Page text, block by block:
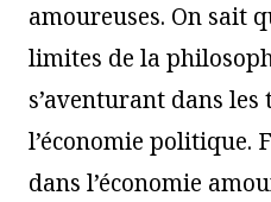
amoureuses. On sait
limites de la
s’aventurant dans les
l’économie politique.
dans l’économie